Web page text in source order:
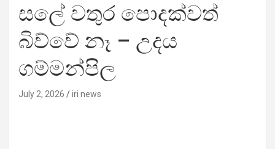
සලේ වතුර පොදක්වත්
බිව්වේ නෑ – උදය
ගම්මන්පිල
July 2, 2026 iri news